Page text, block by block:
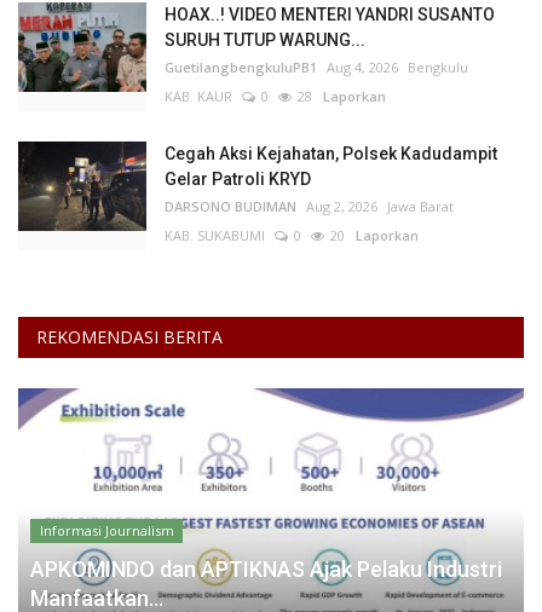
HOAX..! VIDEO MENTERI YANDRI SUSANTO
SURUH TUTUP WARUNG...
GuetilangbengkuluPB1 Aug 4, 2026 Bengkulu
KAB. KAUR
0 28 Laporkan
Cegah Aksi Kejahatan, Polsek Kadudampit
Gelar Patroli KRYD
DARSONO BUDIMAN Aug 2, 2026 Jawa Barat
KAB. SUKABUMI
0 20 Laporkan
REKOMENDASI BERITA
Informasi Journalism
APKOMINDO dan APTIKNAS Ajak Pelaku Industri
Manfaatkan...